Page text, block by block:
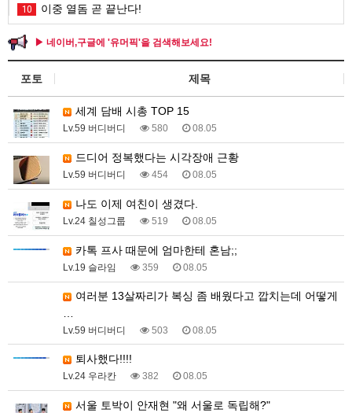
10 이중 열돔 곧 끝난다!
▶ 네이버,구글에 '유머픽'을 검색해보세요!
포토 제목
세계 담배 시총 TOP 15
Lv.59 버디버디 580 08.05
드디어 정복했다는 시각장애 근황
Lv.59 버디버디 454 08.05
나도 이제 여친이 생겼다.
Lv.24 칠성그룹 519 08.05
카톡 프사 때문에 엄마한테 혼남;;
Lv.19 슬라임 359 08.05
…
Lv.59 버디버디 503 08.05
퇴사했다!!!!
Lv.24 우라칸 382 08.05
서울 토박이 안재현 "왜 서울로 독립해?"